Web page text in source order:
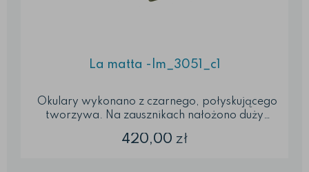
La matta -lm_3051_c1
tworzywa. Na zausznikach nałożono duży
oprawie, który jest najważniejszym akcentem tej
420,00 zł